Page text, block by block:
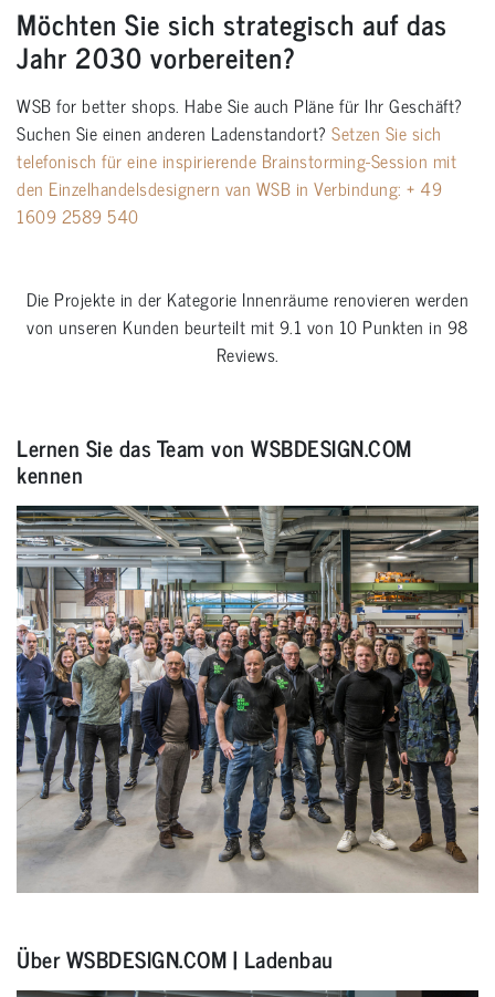
Möchten Sie sich strategisch auf das
Jahr 2030 vorbereiten?
WSB for better shops. Habe Sie auch Pläne für Ihr Geschäft?
Suchen Sie einen anderen Ladenstandort? Setzen Sie sich
telefonisch für eine inspirierende Brainstorming-Session mit
den Einzelhandelsdesignern van WSB in Verbindung: + 49
1609 2589 540
Die Projekte in der Kategorie Innenräume renovieren werden
von unseren Kunden beurteilt mit9.1 von 10 Punkten in 98
Reviews.
Lernen Sie das Team von WSBDESIGN.COM
kennen
Über WSBDESIGN.COM | Ladenbau